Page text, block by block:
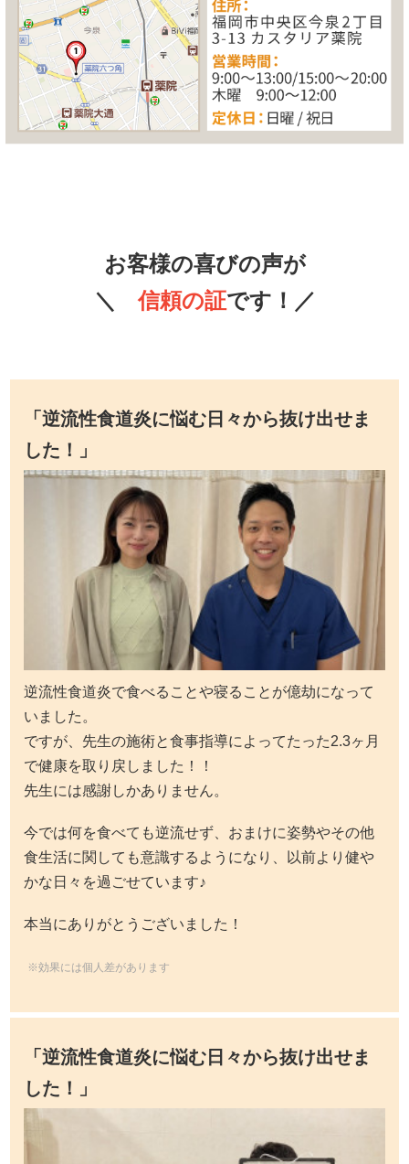
お客様の喜びの声が
＼信頼の証です！／
「逆流性食道炎に悩む日々から抜け出せま
した！
」
逆流性食道炎で食べることや寝ることが億劫になって
いました。
ですが、先生の施術と食事指導によってたった2.3ヶ月
で健康を取り戻しました！！
先生には感謝しかありません。
今では何を食べても逆流せず、おまけに姿勢やその他
食生活に関しても意識するようになり、以前より健や
かな日々を過ごせています♪
本当にありがとうございました！
※効果には個人差があります
「逆流性食道炎に悩む日々から抜け出せま
した！
」